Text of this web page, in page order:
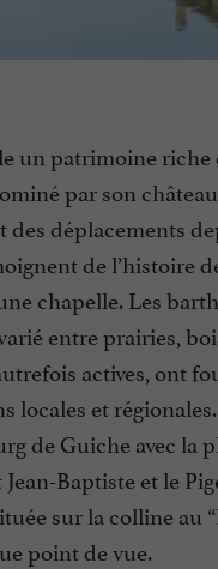
un patrimoine riche
par son
des déplacements
de l’histoire
chapelle. Les
entre prairies,
actives, ont
locales et
de Guiche avec la
Jean-Baptiste et le
sur la colline au
point de vue.